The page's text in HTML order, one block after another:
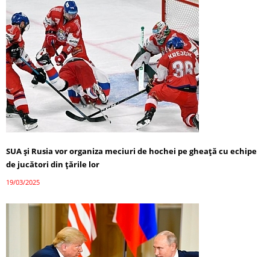
SUA și Rusia vor organiza meciuri de hochei pe gheață cu echipe
de jucători din țările lor
19/03/2025